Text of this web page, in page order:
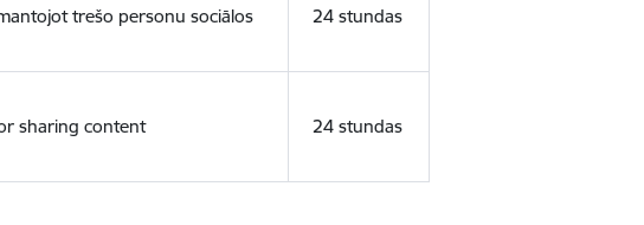
trešo personu sociālos
24 stundas
sharing content 24 stundas